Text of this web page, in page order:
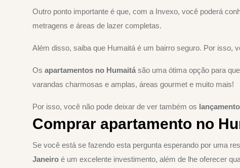
Outro ponto importante é que, com a Invexo, você poderá
metragens e áreas de lazer completas.
Além disso, saiba que Humaitá é um bairro seguro. Por isso,
Os apartamentos no Humaitá são uma ótima opção para
varandas charmosas e amplas, áreas gourmet e muito mais!
Por isso, você não pode deixar de ver também os
Comprar apartamento no
Se você está se fazendo esta pergunta esperando por uma
Janeiro é um excelente investimento, além de lhe oferecer